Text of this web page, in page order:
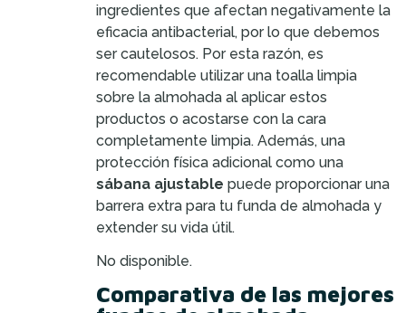
ingredientes que afectan negativamente la
eficacia antibacterial, por lo que debemos
ser cautelosos. Por esta razón, es
recomendable utilizar una toalla limpia
sobre la almohada al aplicar estos
productos o acostarse con la cara
completamente limpia. Además, una
protección física adicional como una
sábana ajustable puede proporcionar una
barrera extra para tu funda de almohada y
extender su vida útil.
No disponible.
Comparativa de las mejores